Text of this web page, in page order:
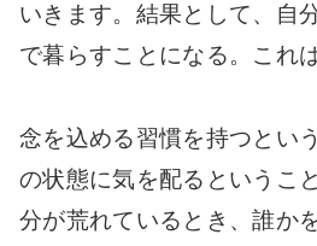
いきます。結果として、自
で暮らすことになる。これ
念を込める習慣を持つとい
の状態に気を配るというこ
分が荒れているとき、誰か